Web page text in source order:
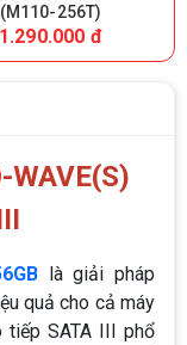
(M110-256T)
1.290.000 đ
WAVE(S)
là giải pháp
quả cho cả máy
tiếp SATA III phổ